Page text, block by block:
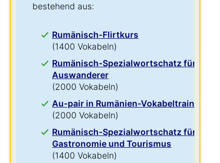
bestehend aus:
Rumänisch-Flirtkurs
(1400 Vokabeln)
Rumänisch-Spezialwortschatz für
Auswanderer
(2000 Vokabeln)
Au-pair in Rumänien-Vokabeltrainer
(2000 Vokabeln)
Rumänisch-Spezialwortschatz für
Gastronomie und Tourismus
(1400 Vokabeln)